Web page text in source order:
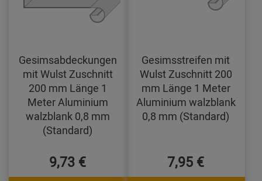
Gesimsabdeckungen
mit Wulst Zuschnitt
200 mm Länge 1
Meter Aluminium
walzblank 0,8 mm
(Standard)
9,73 €
Gesimsstreifen mit
Wulst Zuschnitt 200
mm Länge 1 Meter
Aluminium walzblank
0,8 mm (Standard)
7,95 €